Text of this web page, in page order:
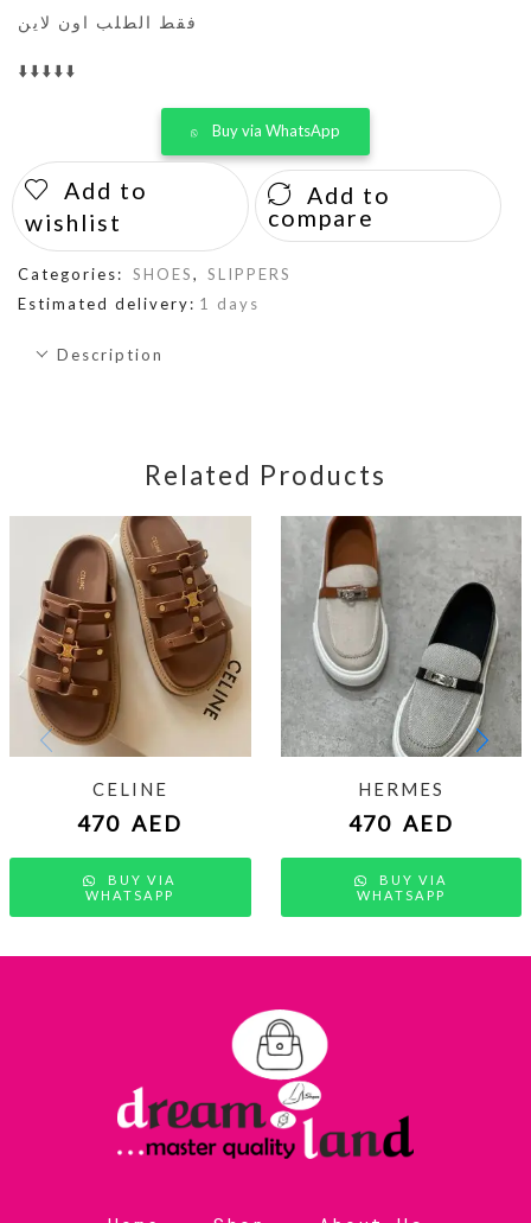
فقط الطلب اون لاين
⬇️⬇️⬇️⬇️⬇️
Buy via WhatsApp
Add to
wishlist
Add to
compare
Categories: SHOES,
SLIPPERS
Estimated delivery: 1 days
Description
Related Products
CELINE
470 AED
BUY VIA
WHATSAPP
HERMES
470 AED
BUY VIA
WHATSAPP